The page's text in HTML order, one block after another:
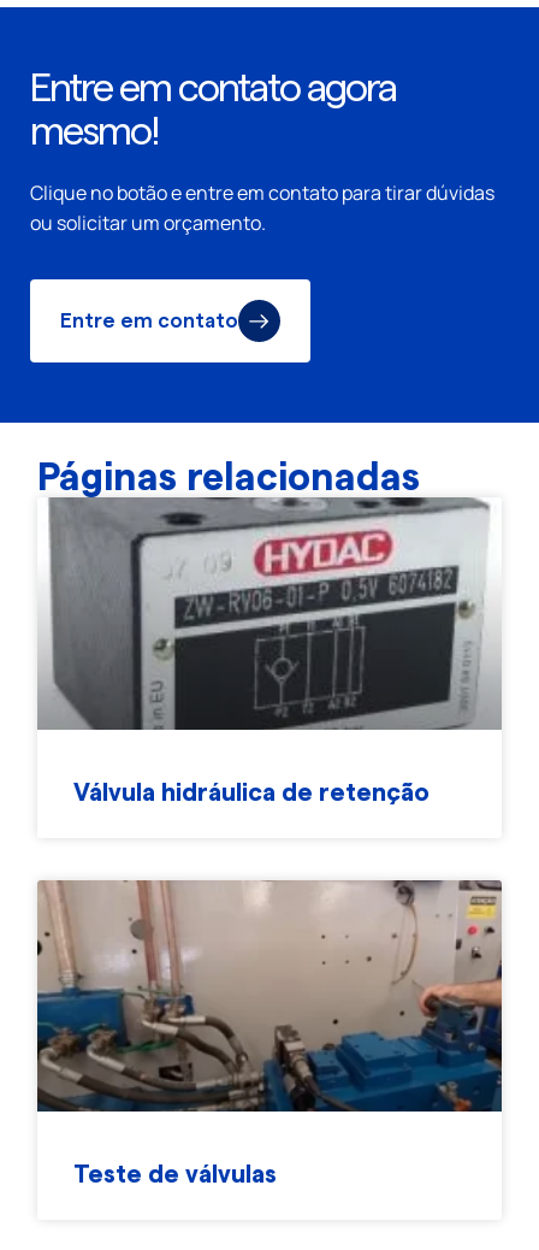
Entre em contato agora
mesmo!
Clique no botão e entre em contato para tirar dúvidas
ou solicitar um orçamento.
Entre em contato
Páginas relacionadas
Válvula hidráulica de retenção
Teste de válvulas